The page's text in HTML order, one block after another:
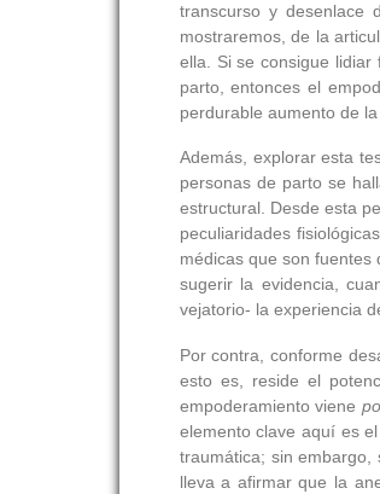
transcurso y desenlace
mostraremos, de la
ella. Si se consigue
parto, entonces el
perdurable aumento de
Además, explorar esta
personas de parto se
estructural. Desde esta
peculiaridades
médicas que son
sugerir la evidencia,
vejatorio- la experiencia
Por contra, conforme
esto es, reside el
empoderamiento viene
elemento clave aquí es
traumática; sin
lleva a afirmar que la